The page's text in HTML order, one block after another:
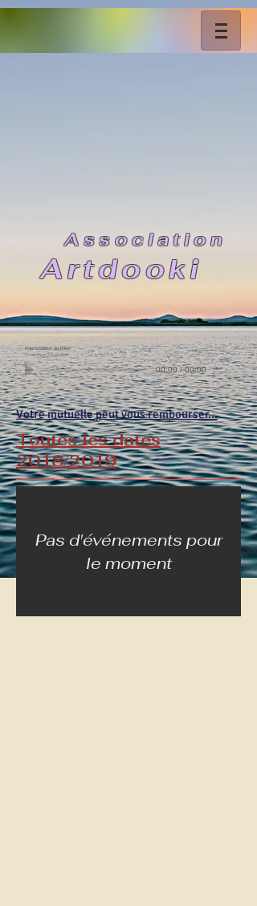
Association
Artdooki
Improvisation de flûte
Dominique Tisserand
00:00/00:00
Votre mutuelle peut vous rembourser...
Toutes les dates
2018/2019
Pas d'événements pour
le moment